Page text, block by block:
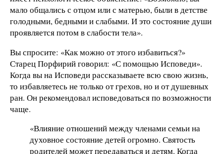
мало общались с отцом или с матерью, были в детстве
голодными, бедными и слабыми. И это состояние души
проявляется потом в слабости тела».
Вы спросите: «Как можно от этого избавиться?»
Старец Порфирий говорил: «С помощью Исповеди».
Когда вы на Исповеди рассказываете всю свою жизнь,
то избавляетесь не только от грехов, но и от душевных
ран. Он рекомендовал исповедоваться по возможности
чаще.
«Влияние отношений между членами семьи на
духовное состояние детей огромно. Святость
родителей может передаваться и детям. Когда